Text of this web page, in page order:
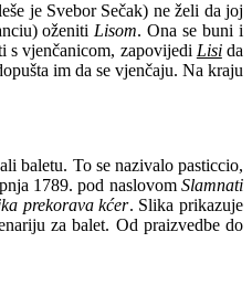
je Svebor Sečak) ne želi da joj
oženitiLisom. Ona se buni i
s vjenčanicom, zapovijedi Lisida
im da se vjenčaju. Na kraju
baletu. To se nazivalo pasticcio,
1789. pod naslovomSlamnati
prekorava kćer. Slika prikazuje
za balet. Od praizvedbe do